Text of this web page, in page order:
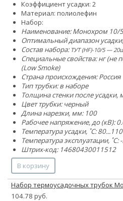
Коэффициент усадки: 2
Материал: полиолефин
Набор:
Наименование: Монохром 10/5
Оптимальный диапазон
Состав набора: ТУТ (HF)-10/5 —
Специальные свойства:нг (не
(Low Smoke)
Страна происхождения: Россия
Тип трубки: в наборе
Толщина стенки после усадки,
Цвет трубки: черный
Длина нарезки, мм: 100
Рабочее напряжение, до (кВ):
Температура усадки, ˚С: 80...110
Температура эксплуатации, ˚С:
Штрих-код: 14680430011512
В корзину
Набор термоусадочных трубок
104.78 руб.